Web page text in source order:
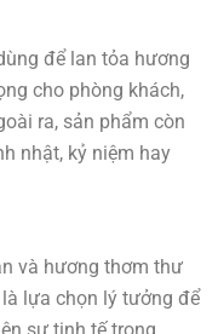
để lan tỏa hương
cho phòng khách,
ra, sản phẩm còn
nhật, kỷ niệm hay
và hương thơm thư
lựa chọn lý tưởng để